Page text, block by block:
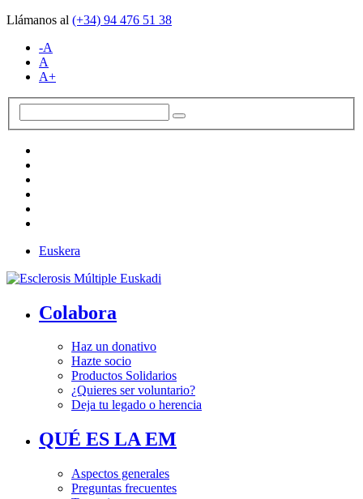
Llámanos al (+34) 94 476 51 38
-A
A
A+
Euskera
Colabora
Haz un donativo
Hazte socio
Productos Solidarios
¿Quieres ser voluntario?
Deja tu legado o herencia
QUÉ ES LA EM
Aspectos generales
Preguntas frecuentes